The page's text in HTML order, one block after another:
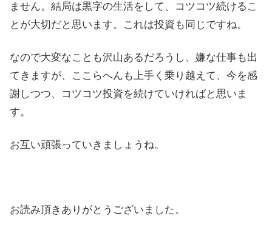
ません。結局は黒字の生活をして、コツコツ続けるこ
とが大切だと思います。これは投資も同じですね。
なので大変なことも沢山あるだろうし、嫌な仕事も出
てきますが、ここらへんも上手く乗り越えて、今を感
謝しつつ、コツコツ投資を続けていければと思いま
す。
お互い頑張っていきましょうね。
お読み頂きありがとうございました。